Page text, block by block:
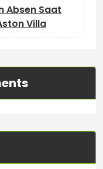
Absen Saat
Villa